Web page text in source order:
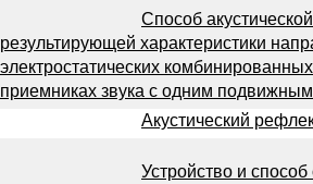
Способ
результирующей характеристики
электростатических
приемниках звука с одним
Акустический
Устройство и